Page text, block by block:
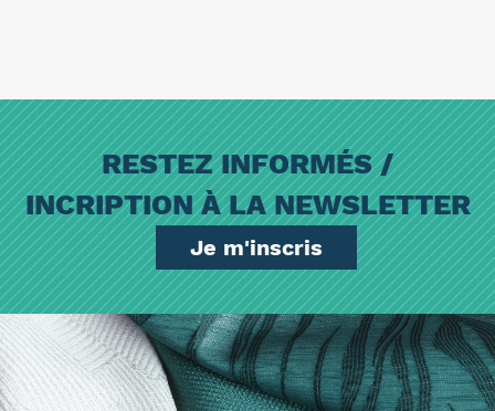
RESTEZ INFORMÉS /
INCRIPTION À LA NEWSLETTER
Je m'inscris